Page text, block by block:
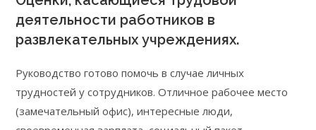
деятельности работников в
развлекательных учреждениях.
Руководство готово помочь в случае личных
трудностей у сотрудников. Отличное рабочее место
(замечательный офис), интересные люди,